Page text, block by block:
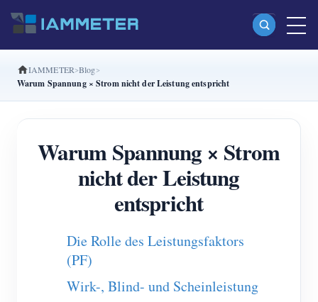
Produkte
Dreiphasiger Wi-Fi-Energiezähler (WEM3080T)
Dreiphasiger Wi-Fi-Energiezähler (WEM3046T)
Dreiphasiger Wi-Fi-Energiezähler (WEM3050T)
WiFi-Leistungsregler
IAMMETER Cloud Pro
Self-Hosting-Dienst
IAMMETER Blog
Warum Spannung × Strom nicht der Leistung entspricht
Warum Spannung × Strom
nicht der Leistung
entspricht
Die Rolle des Leistungsfaktors
(PF)
Wirk-, Blind- und Scheinleistung